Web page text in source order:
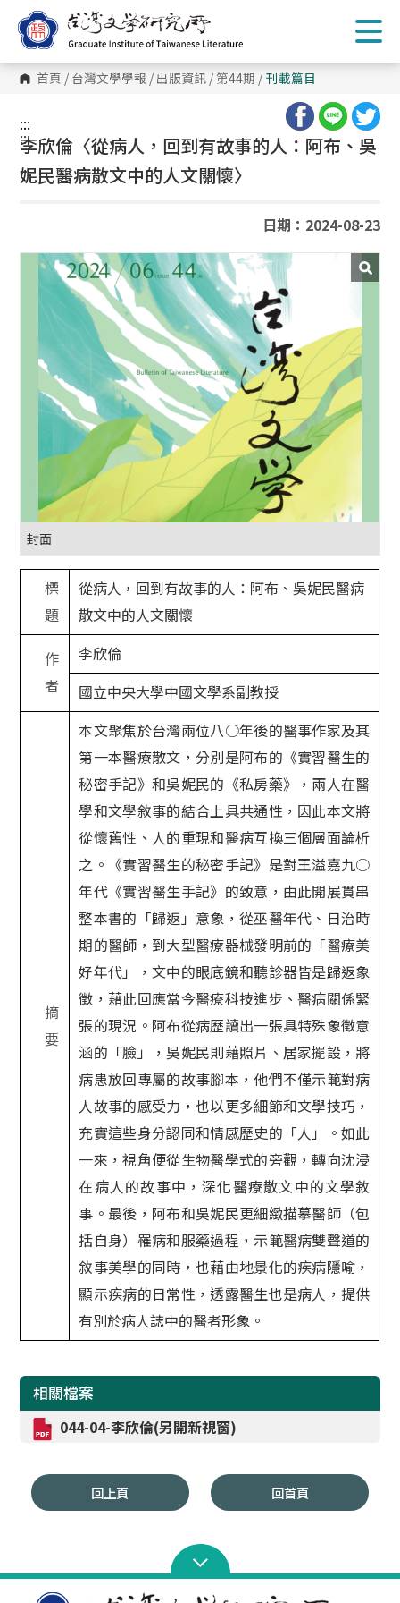
到
主
內
容 首頁 / 台灣文學學報 / 出版資訊 / 第44期 / 刊載篇目
:::
:::
李欣倫〈從病人，回到有故事的人：阿布、吳
妮民醫病散文中的人文關懷〉
日期：2024-08-23
封面
標
題
從病人，回到有故事的人：阿布、吳妮民醫病
散文中的人文關懷
作
者
李欣倫
國立中央大學中國文學系副教授
摘
要
本文聚焦於台灣兩位八○年後的醫事作家及其
第一本醫療散文，分別是阿布的《實習醫生的
秘密手記》和吳妮民的《私房藥》，兩人在醫
學和文學敘事的結合上具共通性，因此本文將
從懷舊性、人的重現和醫病互換三個層面論析
之。《實習醫生的秘密手記》是對王溢嘉九○
年代《實習醫生手記》的致意，由此開展貫串
整本書的「歸返」意象，從巫醫年代、日治時
期的醫師，到大型醫療器械發明前的「醫療美
好年代」，文中的眼底鏡和聽診器皆是歸返象
徵，藉此回應當今醫療科技進步、醫病關係緊
張的現況。阿布從病歷讀出一張具特殊象徵意
涵的「臉」，吳妮民則藉照片、居家擺設，將
病患放回專屬的故事腳本，他們不僅示範對病
人故事的感受力，也以更多細節和文學技巧，
充實這些身分認同和情感歷史的「人」。如此
一來，視角便從生物醫學式的旁觀，轉向沈浸
在病人的故事中，深化醫療散文中的文學敘
事。最後，阿布和吳妮民更細緻描摹醫師（包
括自身）罹病和服藥過程，示範醫病雙聲道的
敘事美學的同時，也藉由地景化的疾病隱喻，
顯示疾病的日常性，透露醫生也是病人，提供
有別於病人誌中的醫者形象。
相關檔案
044-04-李欣倫(另開新視窗)
回上頁 回首頁